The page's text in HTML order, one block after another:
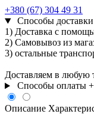
+380 (67) 304 49 31
Способы доставки
1) Доставка с
2) Самовывоз из
3) остальные
Доставляем в любую
Способы оплаты +
Описание